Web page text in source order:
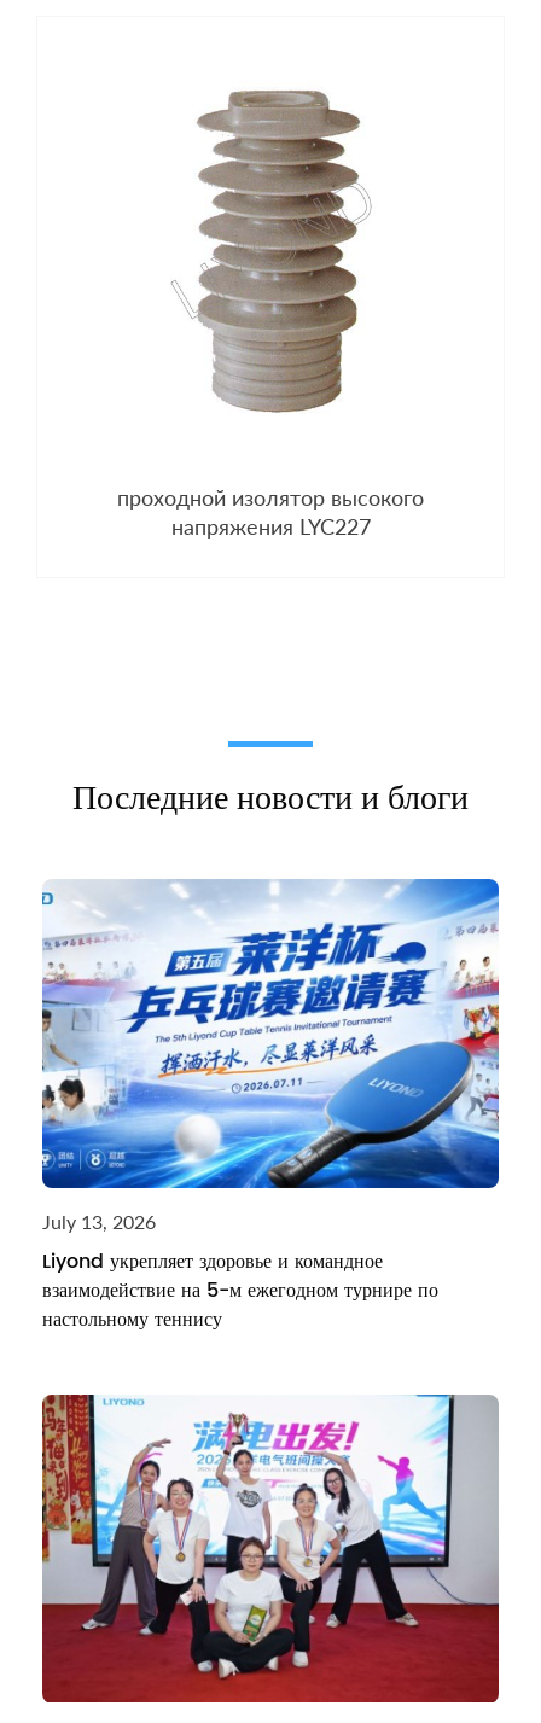
проходной изолятор высокого
напряжения LYC227
Последние новости и блоги
July 13, 2026
Liyond укрепляет здоровье и командное
взаимодействие на 5-м ежегодном турнире по
настольному теннису